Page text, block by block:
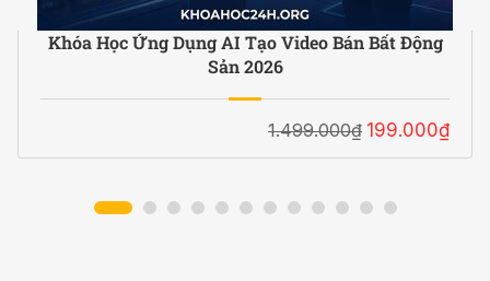
Khóa Học Ứng Dụng AI Tạo Video Bán Bất Động
Sản 2026
1.499.000₫ 199.000₫